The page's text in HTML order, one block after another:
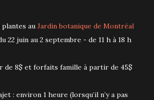
plantes au Jardin botanique de Montréal
22 juin au 2 septembre - de 11 h à 18 h
de 8$ et forfaits famille à partir de 45$